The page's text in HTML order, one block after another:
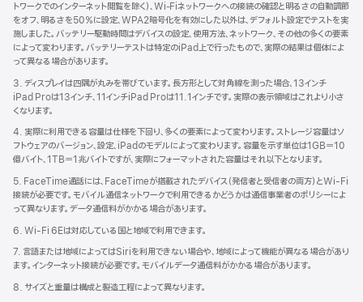
トワークでのインターネット閲覧を除く）、Wi‑Fiネットワークへの接続の確認と明るさの自動調節
をオフ、明るさを50％に設定、WPA2暗号化を有効にした以外は、デフォルト設定でテストを実
施しました。バッテリー駆動時間はデバイスの設定、使用方法、ネットワーク、その他の多くの要素
によって変わります。バッテリーテストは特定のiPad上で行ったもので、実際の結果は個体によ
って異なる場合があります。
3. ディスプレイは四隅が丸みを帯びています。長方形として対角線を測った場合、13インチ
iPad Proは13インチ、11インチiPad Proは11.1インチです。実際の表示領域はこれより小さ
くなります。
4. 実際に利用できる容量は仕様を下回り、多くの要素によって変わります。ストレージ容量はソ
フトウェアのバージョン、設定、iPadのモデルによって変わります。容量を示す単位は1GB＝10
億バイト、1TB＝1兆バイトですが、実際にフォーマットされた容量はそれ以下となります。
5. FaceTime通話には、FaceTimeが搭載されたデバイス（発信者と受信者の両方）とWi-Fi
接続が必要です。モバイル通信ネットワークで利用できるかどうかは通信事業者のポリシーによ
って異なります。データ通信料がかかる場合があります。
6. Wi-Fi 6Eは対応している国と地域で利用できます。
7. 言語または地域によってはSiriを利用できない場合や、地域によって機能が異なる場合があり
ます。インターネット接続が必要です。モバイルデータ通信料がかかる場合があります。
8. サイズと重量は構成と製造工程によって異なります。